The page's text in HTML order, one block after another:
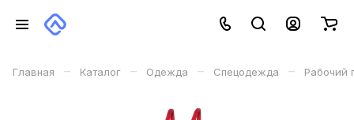
Главная – Каталог – Одежда – Спецодежда – Рабочий